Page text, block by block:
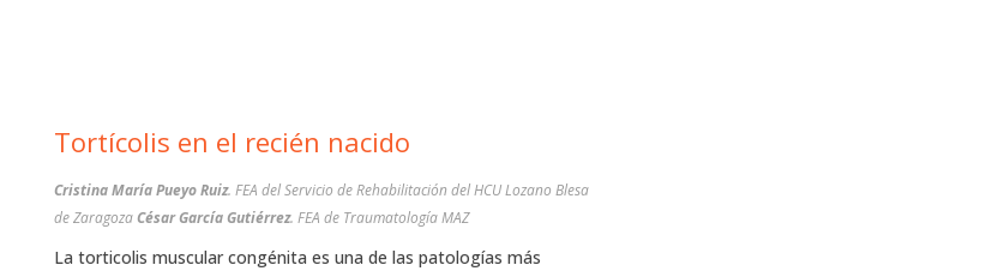
Tortícolis en el recién nacido
Cristina María Pueyo Ruiz. FEA del Servicio de Rehabilitación del HCU Lozano Blesa
de ZaragozaCésar García Gutiérrez. FEA de Traumatología MAZ
La torticolis muscular congénita es una de las patologías más